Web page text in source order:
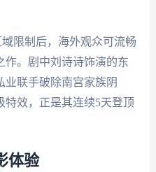
限制后，海外观众可流畅
作。剧中刘诗诗饰演的东
业联手破除南宫家族阴
效，正是其连续5天登顶
体验